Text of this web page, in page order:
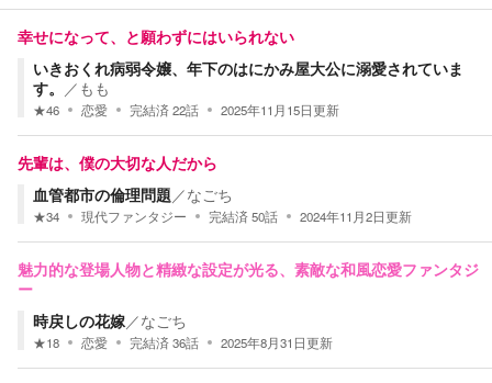
幸せになって、と願わずにはいられない
いきおくれ病弱令嬢、年下のはにかみ屋大公に溺愛されていま
す。 ／ もも
★46 恋愛 完結済22話 2025年11月15日更新
先輩は、僕の大切な人だから
血管都市の倫理問題／なごち
★34 現代ファンタジー 完結済50話 2024年11月2日更新
魅力的な登場人物と精緻な設定が光る、素敵な和風恋愛ファンタジ
ー
時戻しの花嫁／なごち
★18 恋愛 完結済36話 2025年8月31日更新